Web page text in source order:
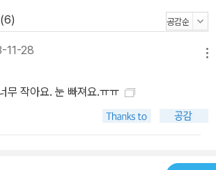
11-28
무 작아요. 눈 빠져요.ㅠㅠ